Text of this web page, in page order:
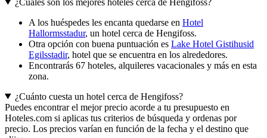
A los huéspedes les encanta quedarse en Hotel
Hallormsstadur, un hotel cerca de Hengifoss.
Otra opción con buena puntuación es Lake Hotel Gistihusid
Egilsstadir, hotel que se encuentra en los alrededores.
Encontrarás 67 hoteles, alquileres vacacionales y más en esta
zona.
¿Cuánto cuesta un hotel cerca de Hengifoss?
Puedes encontrar el mejor precio acorde a tu presupuesto en
Hoteles.com si aplicas tus criterios de búsqueda y ordenas por
precio. Los precios varían en función de la fecha y el destino que